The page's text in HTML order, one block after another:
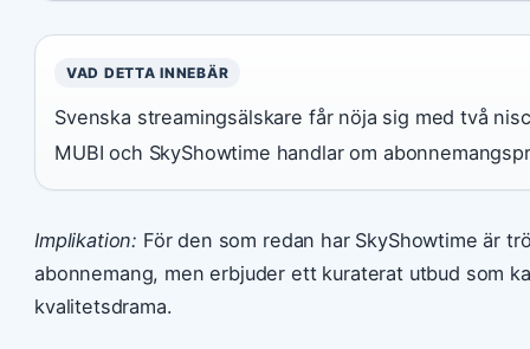
VAD DETTA INNEBÄR
Svenska streamingsälskare får nöja sig med två
MUBI och SkyShowtime handlar om
Implikation: För den som redan har SkyShowtime är
abonnemang, men erbjuder ett kuraterat utbud som
kvalitetsdrama.